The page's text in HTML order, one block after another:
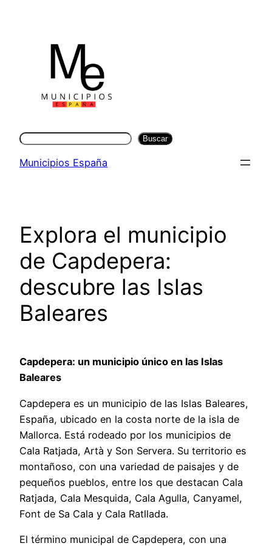
contenido
Buscar Buscar
Municipios España
Explora el municipio
de Capdepera:
descubre las Islas
Baleares
Capdepera: un municipio único en las Islas
Baleares
Capdepera es un municipio de las Islas Baleares,
España, ubicado en la costa norte de la isla de
Mallorca. Está rodeado por los municipios de
Cala Ratjada, Artà y Son Servera. Su territorio es
montañoso, con una variedad de paisajes y de
pequeños pueblos, entre los que destacan Cala
Ratjada, Cala Mesquida, Cala Agulla, Canyamel,
Font de Sa Cala y Cala Ratllada.
El término municipal de Capdepera, con una